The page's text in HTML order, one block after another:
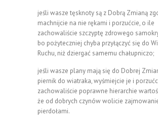
jeśli wasze tęsknoty są z Dobrą Zmianą
machnijcie na nie rękami i porzućcie, o ile
zachowaliście szczyptę zdrowego
bo pożyteczniej chyba przyłączyć się do
Ruchu, niż dziergać samemu chałupniczo;
jeśli wasze plany mają się do Dobrej
piernik do wiatraka, wyśmiejcie je i
zachowaliście poprawne hierarchie
że od dobrych czynów wolicie
pierdołami.